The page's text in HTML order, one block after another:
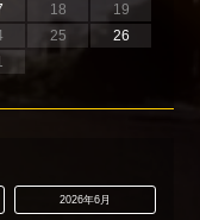
18
19
25
26
2026年6月